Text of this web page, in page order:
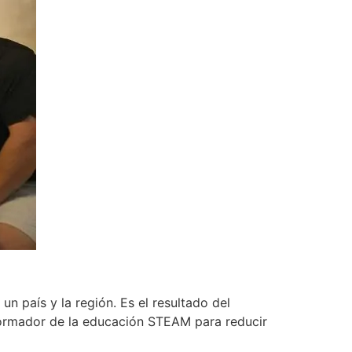
país y la región. Es el resultado del
de la educación STEAM para reducir